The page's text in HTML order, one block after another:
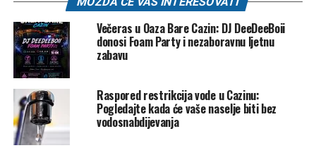
ispričali policiji.
Svi iz Cazina, ali to nisu znali do
nesreće
Tokom razgovora saznali smo gotovo nevverovatnu stvar
– svi vozači i putnici u tri vozila koja su se kretala prema
Večeras u Oaza Bare Cazin: DJ DeeDeeBoii
donosi Foam Party i nezaboravnu ljetnu
zabavu
Raspored restrikcija vode u Cazinu:
Pogledajte kada će vaše naselje biti bez
vodosnabdijevanja